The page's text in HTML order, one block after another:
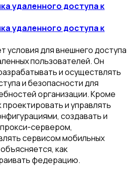
удаленного доступа к
удаленного доступа к
условия для внешнего доступа
пользователей. Он
и осуществлять
и безопасности для
организации. Кроме
проектировать и управлять
создавать и
сервером,
сервисом мобильных
как
федерацию.